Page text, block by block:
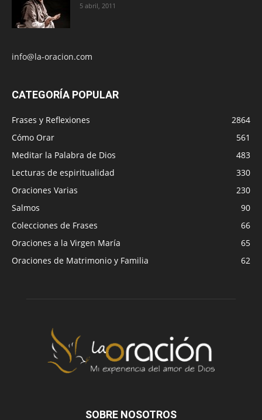
5 abril, 2011
info@la-oracion.com
CATEGORÍA POPULAR
Frases y Reflexiones
2864
Cómo Orar
561
Meditar la Palabra de Dios
483
Lecturas de espiritualidad
330
Oraciones Varias
230
Salmos
90
Colecciones de Frases
66
Oraciones a la Virgen María
65
Oraciones de Matrimonio y Familia
62
SOBRE NOSOTROS